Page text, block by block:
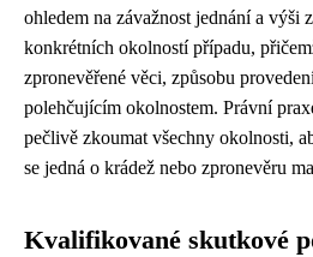
ohledem na závažnost jednání a výši
konkrétních okolností případu,
zpronevěřené věci, způsobu
polehčujícím okolnostem. Právní
pečlivě zkoumat všechny okolnosti,
se jedná o krádež nebo zpronevěru
Kvalifikované skutkové